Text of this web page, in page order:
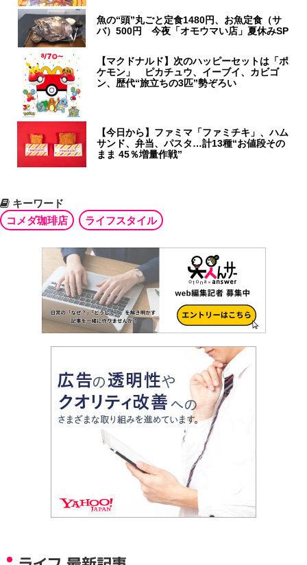
魚の“頭”丸ごと定食1480円、お魚定食（サ
バ）500円 今夜「オモウマい店」夏休みSP
【マクドナルド】次のハッピーセットは「ポ
ケモン」 ピカチュウ、イーブイ、カビゴ
ン、歴代“旅立ちの3匹”勢ぞろい
【今日から】ファミマ「ファミチキ」、ハム
サンド、弁当、パスタ…計13種“お値段その
まま 45％増量作戦”
キーワード
コメダ珈琲店
ライフスタイル